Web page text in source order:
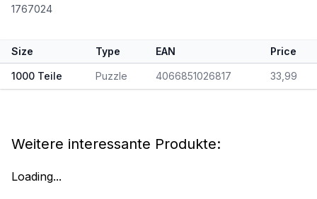
1767024
Size Type EAN Price
1000 Teile Puzzle 4066851026817 33,99
Weitere interessante Produkte:
Loading...